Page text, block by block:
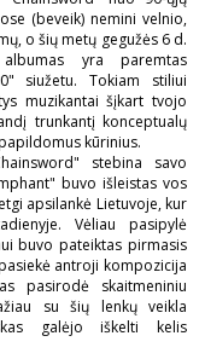
(beveik) nemini velnio,
o šių metų gegužės 6 d.
yra paremtas
siužetu. Tokiam stiliui
muzikantai šįkart tvojo
trunkantį konceptualų
kūrinius.
stebina savo
buvo išleistas vos
apsilankė Lietuvoje, kur
Vėliau pasipylė
buvo pateiktas pirmasis
antroji kompozicija
pasirodė skaitmeniniu
su šių lenkų veikla
galėjo iškelti kelis